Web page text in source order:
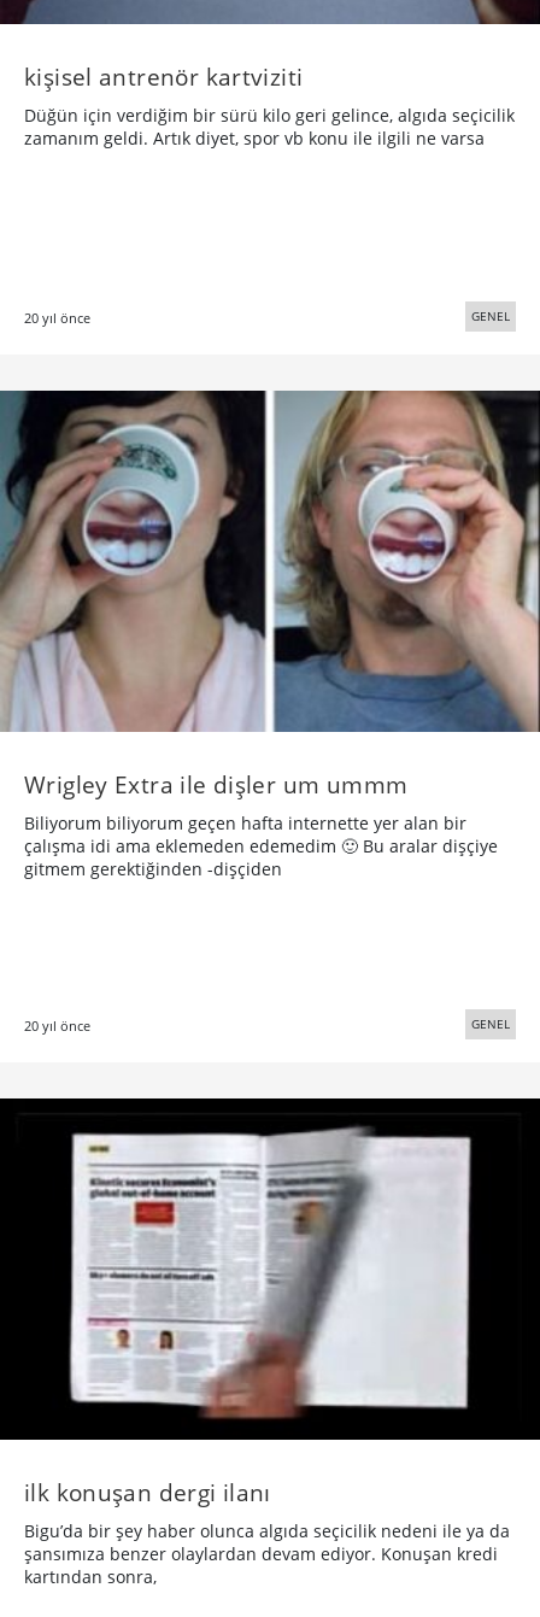
kişisel antrenör kartviziti
Düğün için verdiğim bir sürü kilo geri gelince, algıda seçicilik
zamanım geldi. Artık diyet, spor vb konu ile ilgili ne varsa
20 yıl önce GENEL
Wrigley Extra ile dişler um ummm
Biliyorum biliyorum geçen hafta internette yer alan bir
çalışma idi ama eklemeden edemedim 🙂 Bu aralar dişçiye
gitmem gerektiğinden -dişçiden
20 yıl önce GENEL
ilk konuşan dergi ilanı
Bigu’da bir şey haber olunca algıda seçicilik nedeni ile ya da
şansımıza benzer olaylardan devam ediyor. Konuşan kredi
kartından sonra,